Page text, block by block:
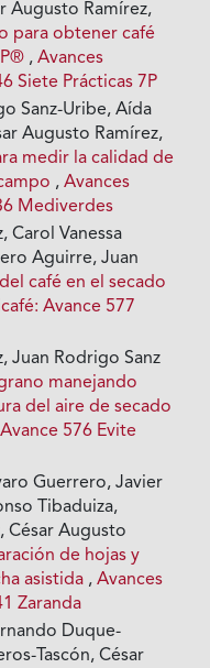
Augusto Ramírez,
para obtener café
,Avances
Siete Prácticas 7P
Sanz-Uribe, Aída
Augusto Ramírez,
medir la calidad de
,Avances
Mediverdes
Carol Vanessa
Aguirre, Juan
café en el secado
Avance 577
Juan Rodrigo Sanz
manejando
del aire de secado
576 Evite
Guerrero, Javier
Tibaduiza,
César Augusto
de hojas y
asistida ,Avances
Zaranda
Duque-
Tascón, César